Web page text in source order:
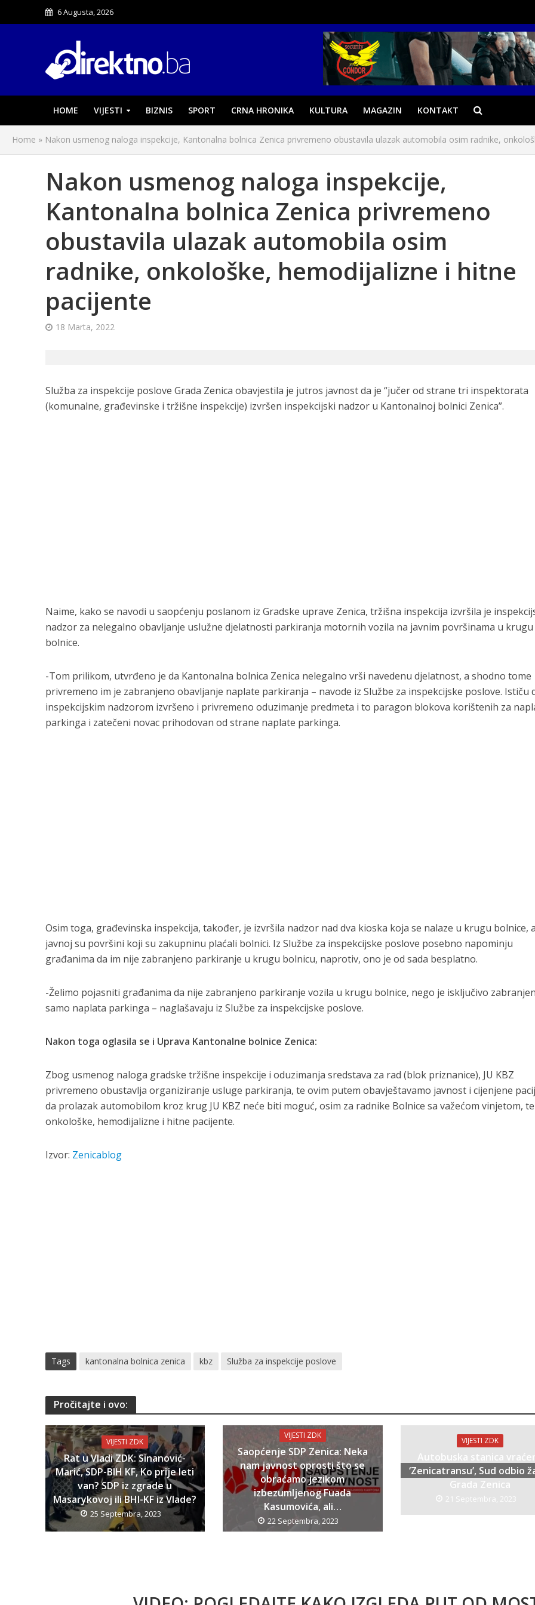
6 Augusta, 2026
HOME VIJESTI BIZNIS SPORT CRNA HRONIKA KULTURA MAGAZIN KONTAKT
Home » Nakon usmenog naloga inspekcije, Kantonalna bolnica Zenica privremeno obustavila ulazak automobila osim radnike,
Nakon usmenog naloga inspekcije,
Kantonalna bolnica Zenica privremeno
obustavila ulazak automobila osim
radnike, onkološke, hemodijalizne i hitne
pacijente
18 Marta, 2022
Služba za inspekcije poslove Grada Zenica obavjestila je jutros javnost da je “jučer od strane tri inspektorata
(komunalne, građevinske i tržišne inspekcije) izvršen inspekcijski nadzor u Kantonalnoj bolnici Zenica”.
Naime, kako se navodi u saopćenju poslanom iz Gradske uprave Zenica, tržišna inspekcija izvršila je
nadzor za nelegalno obavljanje uslužne djelatnosti parkiranja motornih vozila na javnim površinama u krugu
bolnice.
-Tom prilikom, utvrđeno je da Kantonalna bolnica Zenica nelegalno vrši navedenu djelatnost, a shodno tome
privremeno im je zabranjeno obavljanje naplate parkiranja – navode iz Službe za inspekcijske poslove. Ističu
inspekcijskim nadzorom izvršeno i privremeno oduzimanje predmeta i to paragon blokova korištenih za
parkinga i zatečeni novac prihodovan od strane naplate parkinga.
Osim toga, građevinska inspekcija, također, je izvršila nadzor nad dva kioska koja se nalaze u krugu bolnice,
javnoj su površini koji su zakupninu plaćali bolnici. Iz Službe za inspekcijske poslove posebno napominju
građanima da im nije zabranjeno parkiranje u krugu bolnicu, naprotiv, ono je od sada besplatno.
-Želimo pojasniti građanima da nije zabranjeno parkiranje vozila u krugu bolnice, nego je isključivo
samo naplata parkinga – naglašavaju iz Službe za inspekcijske poslove.
Nakon toga oglasila se i Uprava Kantonalne bolnice Zenica:
Zbog usmenog naloga gradske tržišne inspekcije i oduzimanja sredstava za rad (blok priznanice), JU KBZ
privremeno obustavlja organiziranje usluge parkiranja, te ovim putem obavještavamo javnost i cijenjene
da prolazak automobilom kroz krug JU KBZ neće biti moguć, osim za radnike Bolnice sa važećom vinjetom, te
onkološke, hemodijalizne i hitne pacijente.
Izvor: Zenicablog
Tags kantonalna bolnica zenica kbz Služba za inspekcije poslove
Pročitajte i ovo:
VIJESTI ZDK
Rat u Vladi ZDK: Sinanović-
Marić, SDP-BIH KF, Ko prije leti
van? SDP iz zgrade u
Masarykovoj ili BHI-KF iz Vlade?
25 Septembra, 2023
VIJESTI ZDK
Saopćenje SDP Zenica: Neka
nam javnost oprosti što se
obraćamo jezikom
izbezumljenog Fuada
Kasumovića, ali…
22 Septembra, 2023
VIJESTI ZDK
Autobuska stanica
‘Zenicatransu’, Sud odbio
Grada Zenica
21 Septembra, 2023